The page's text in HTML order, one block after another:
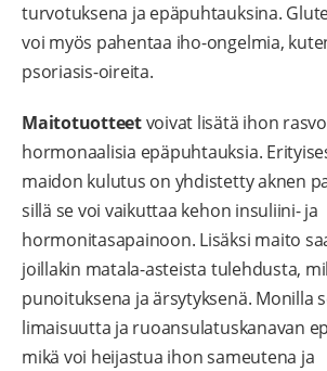
turvotuksena ja epäpuhtauksina.
voi myös pahentaa iho-ongelmia,
psoriasis-oireita.
Maitotuotteetvoivat lisätä ihon
hormonaalisia epäpuhtauksia.
maidon kulutus on yhdistetty aknen
sillä se voi vaikuttaa kehon insuliini- ja
hormonitasapainoon. Lisäksi maito
joillakin matala-asteista tulehdusta,
punoituksena ja ärsytyksenä. Monilla
limaisuutta ja ruoansulatuskanavan
mikä voi heijastua ihon sameutena ja